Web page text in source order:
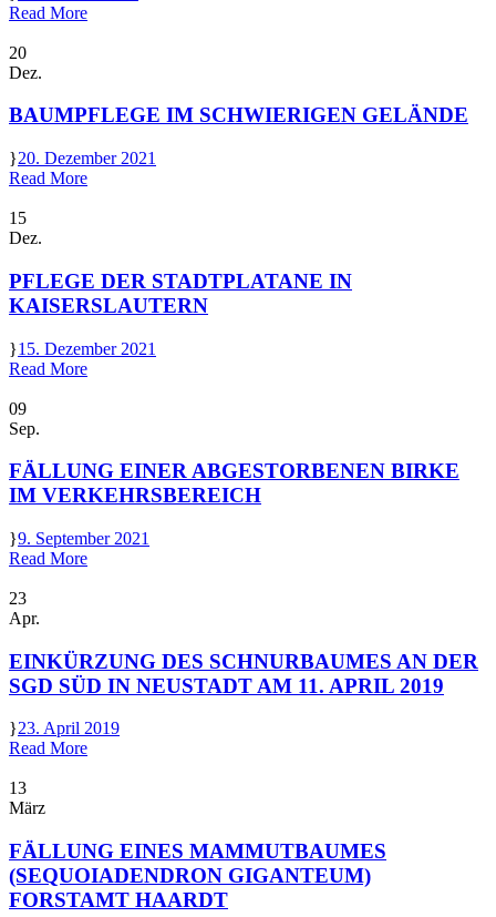
Read More
20
Dez.
BAUMPFLEGE IM SCHWIERIGEN GELÄNDE
20. Dezember 2021
Read More
15
Dez.
PFLEGE DER STADTPLATANE IN
KAISERSLAUTERN
15. Dezember 2021
Read More
09
Sep.
FÄLLUNG EINER ABGESTORBENEN BIRKE
IM VERKEHRSBEREICH
9. September 2021
Read More
23
Apr.
EINKÜRZUNG DES SCHNURBAUMES AN DER
SGD SÜD IN NEUSTADT AM 11. APRIL 2019
23. April 2019
Read More
13
März
FÄLLUNG EINES MAMMUTBAUMES
(SEQUOIADENDRON GIGANTEUM)
FORSTAMT HAARDT